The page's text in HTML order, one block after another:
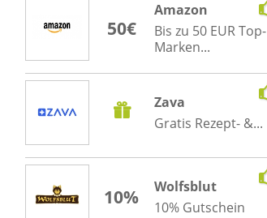
50€
Amazon
Bis zu 50 EUR Top-
Marken...
Zava
Gratis Rezept- &...
10%
Wolfsblut
10% Gutschein